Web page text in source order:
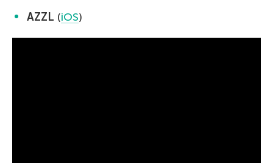
AZZL (iOS)